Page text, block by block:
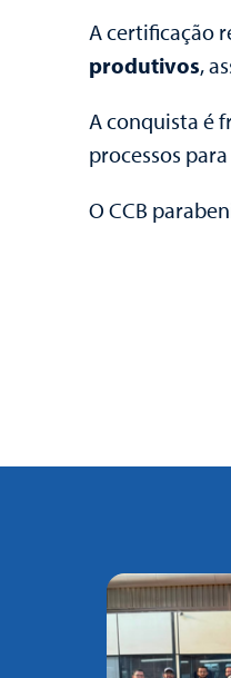
A certificação
produtivos,
A conquista é
processos
O CCB